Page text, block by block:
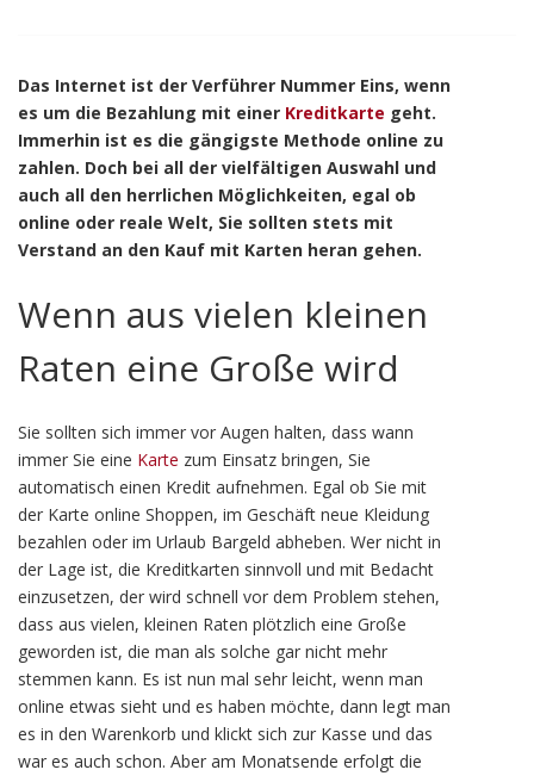
Das Internet ist der Verführer Nummer Eins, wenn
es um die Bezahlung mit einer Kreditkarte geht.
Immerhin ist es die gängigste Methode online zu
zahlen. Doch bei all der vielfältigen Auswahl und
auch all den herrlichen Möglichkeiten, egal ob
online oder reale Welt, Sie sollten stets mit
Verstand an den Kauf mit Karten heran gehen.
Wenn aus vielen kleinen
Raten eine Große wird
Sie sollten sich immer vor Augen halten, dass wann
immer Sie eine Karte zum Einsatz bringen, Sie
automatisch einen Kredit aufnehmen. Egal ob Sie mit
der Karte online Shoppen, im Geschäft neue Kleidung
bezahlen oder im Urlaub Bargeld abheben. Wer nicht in
der Lage ist, die Kreditkarten sinnvoll und mit Bedacht
einzusetzen, der wird schnell vor dem Problem stehen,
dass aus vielen, kleinen Raten plötzlich eine Große
geworden ist, die man als solche gar nicht mehr
stemmen kann. Es ist nun mal sehr leicht, wenn man
online etwas sieht und es haben möchte, dann legt man
es in den Warenkorb und klickt sich zur Kasse und das
war es auch schon. Aber am Monatsende erfolgt die